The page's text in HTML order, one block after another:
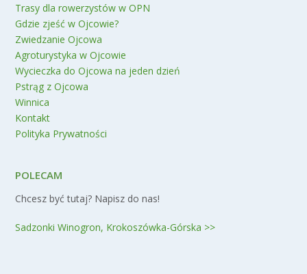
Trasy dla rowerzystów w OPN
Gdzie zjeść w Ojcowie?
Zwiedzanie Ojcowa
Agroturystyka w Ojcowie
Wycieczka do Ojcowa na jeden dzień
Pstrąg z Ojcowa
Winnica
Kontakt
Polityka Prywatności
POLECAM
Chcesz być tutaj? Napisz do nas!
Sadzonki Winogron, Krokoszówka-Górska >>